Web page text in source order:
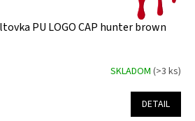
PU LOGO CAP hunter brown
SKLADOM (>3 ks)
DETAIL